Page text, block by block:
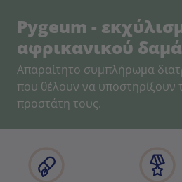
Pygeum -
αφρικανικού
Απαραίτητο συμπλήρωμα
που θέλουν να υποστηρίξουν
προστάτη τους.